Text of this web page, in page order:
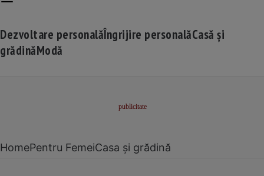
Dezvoltare personalăÎngrijire personalăCasă și
grădinăModă
HomePentru FemeiCasa și grădină